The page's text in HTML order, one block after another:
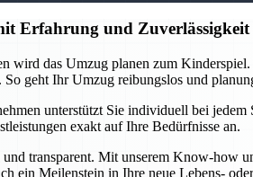
Erfahrung und Zuverlässigkeit
wird das Umzug planen zum
geht Ihr Umzug reibungslos und
unterstützt Sie individuell bei
exakt auf Ihre Bedürfnisse an.
transparent. Mit unserem Know-how
ein Meilenstein in Ihre neue Lebens-